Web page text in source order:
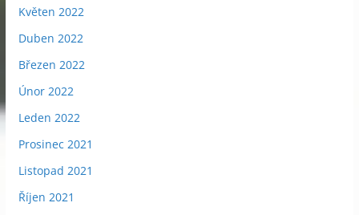
Květen 2022
Duben 2022
Březen 2022
Únor 2022
Leden 2022
Prosinec 2021
Listopad 2021
Říjen 2021